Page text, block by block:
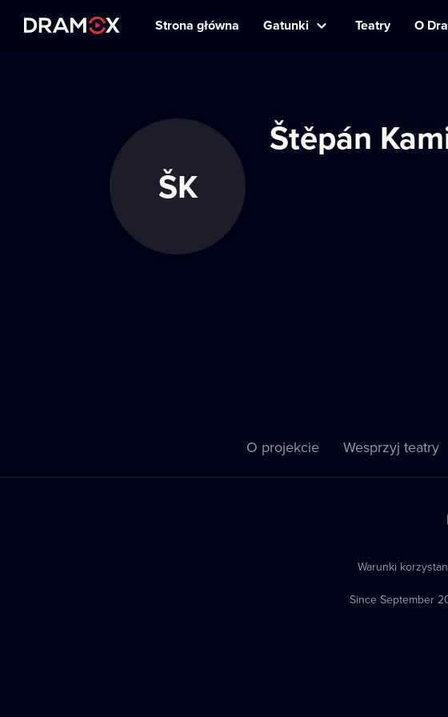
Strona główna Gatunki Teatry O
ŠK
Štěpán
O projekcie Wesprzyj teatry
Warunki
Since September